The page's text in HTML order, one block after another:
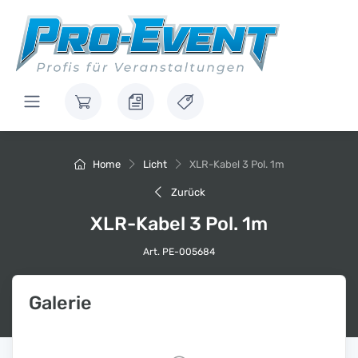
Home Licht XLR-Kabel 3 Pol. 1m
Zurück
XLR-Kabel 3 Pol. 1m
Art. PE-005684
Galerie